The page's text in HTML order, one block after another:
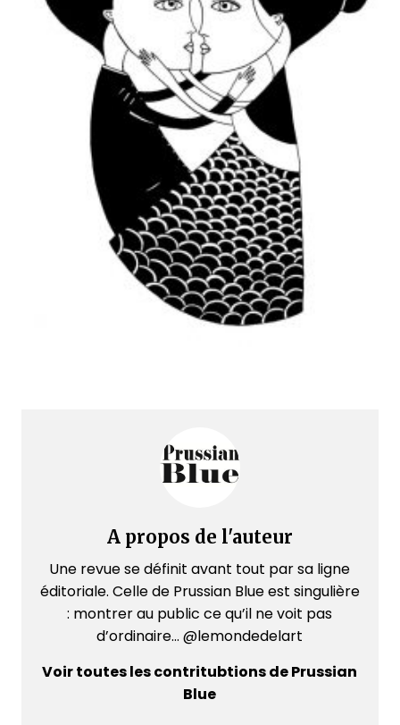
A propos de l'auteur
Une revue se définit avant tout par sa ligne
éditoriale. Celle de Prussian Blue est singulière
: montrer au public ce qu’il ne voit pas
d’ordinaire... @lemondedelart
Voir toutes les contritubtions de Prussian
Blue